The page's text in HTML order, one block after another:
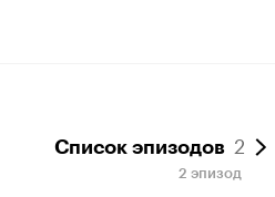
Список эпизодов 2
2 эпизод